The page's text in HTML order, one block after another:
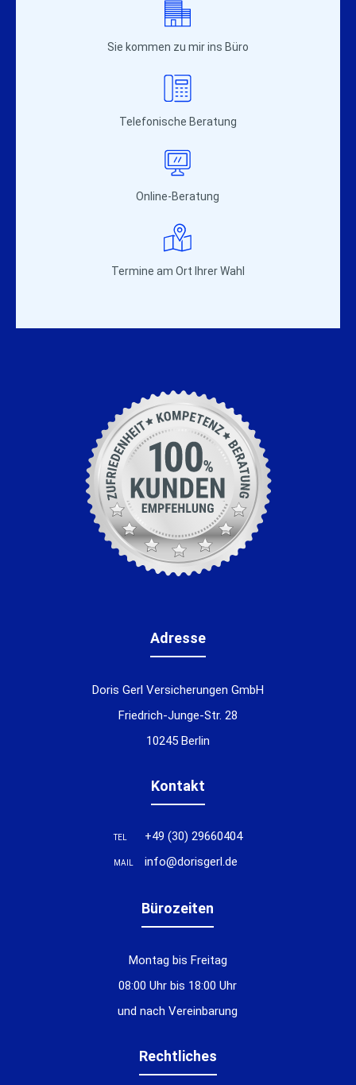
Sie kommen zu mir ins Büro
Telefonische Beratung
Online-Beratung
Termine am Ort Ihrer Wahl
Adresse
Doris Gerl Versicherungen GmbH
Friedrich-Junge-Str. 28
10245 Berlin
Kontakt
TEL +49 (30) 29660404
MAIL info@dorisgerl.de
Bürozeiten
Montag bis Freitag
08:00 Uhr bis 18:00 Uhr
und nach Vereinbarung
Rechtliches